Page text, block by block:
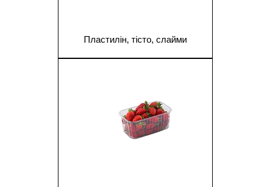
Пластилін, тісто, слайми